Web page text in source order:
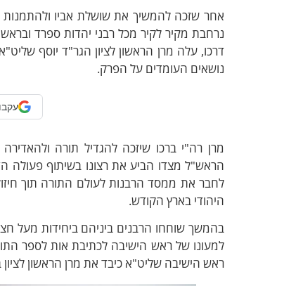
אחר שזכה להמשיך את שושלת אביו ולהתמנות
נרחבת מקיר לקיר מכל רבני יהדות ספרד
דרכו, עלה מרן הראשון לציון הגר"ד יוסף
נושאים העומדים על הפרק.
מרן רה"י ברכו שיזכה להגדיל תורה
הראש"ל מצדו הביע את רצונו בשיתוף פעולה
לחבר את ממסד הרבנות לעולם התורה תוך
היהודי בארץ הקודש.
בהמשך שוחחו הרבנים ביניהם ביחידות מעל
למעונו של ראש הישיבה לכתיבת אות לספר
ראש הישיבה שליט"א כיבד את מרן הראשון לציון